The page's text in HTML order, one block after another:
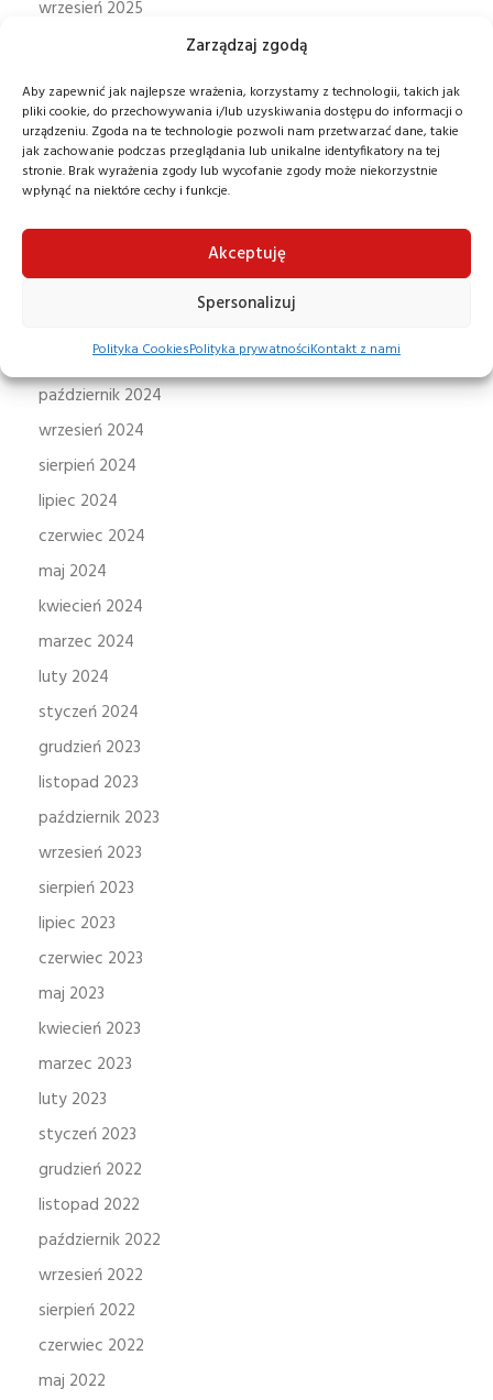
Zarządzaj zgodą
Aby zapewnić jak najlepsze wrażenia, korzystamy z technologii, takich jak
pliki cookie, do przechowywania i/lub uzyskiwania dostępu do informacji o
urządzeniu. Zgoda na te technologie pozwoli nam przetwarzać dane, takie
jak zachowanie podczas przeglądania lub unikalne identyfikatory na tej
stronie. Brak wyrażenia zgody lub wycofanie zgody może niekorzystnie
wpłynąć na niektóre cechy i funkcje.
Akceptuję
Spersonalizuj
Polityka CookiesPolityka prywatnościKontakt z nami
wrzesień 2025
czerwiec 2025
maj 2025
kwiecień 2025
listopad 2024
październik 2024
wrzesień 2024
sierpień 2024
lipiec 2024
czerwiec 2024
maj 2024
kwiecień 2024
marzec 2024
luty 2024
styczeń 2024
grudzień 2023
listopad 2023
październik 2023
wrzesień 2023
sierpień 2023
lipiec 2023
czerwiec 2023
maj 2023
kwiecień 2023
marzec 2023
luty 2023
styczeń 2023
grudzień 2022
listopad 2022
październik 2022
wrzesień 2022
sierpień 2022
czerwiec 2022
maj 2022